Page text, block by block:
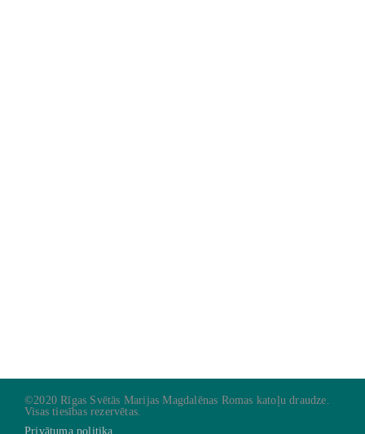
©2020 Rīgas Svētās Marijas Magdalēnas Romas katoļu draudze.
Visas tiesības rezervētas.
Privātuma politika